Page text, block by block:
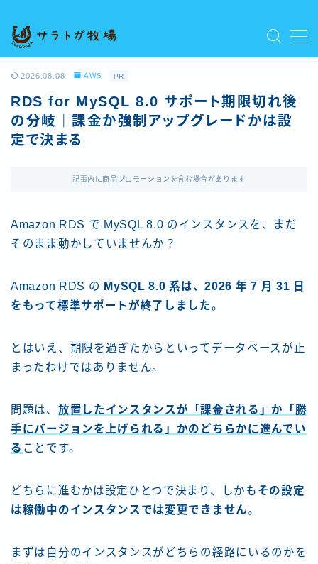
MENU
プライバシーポリシー
利用規約／特定商取引法に基づく表記
新着記事を読む
有料記事の決済完了ページ
2026.08.08 AWS PR
RDS for MySQL 8.0 サポート期限切れ後
の分岐｜課金か強制アップグレードかは設
定で決まる
記事内に商品プロモーションを含む場合があります
Amazon RDS で MySQL 8.0 のインスタンスを、まだ
そのまま動かしていませんか？
Amazon RDS の MySQL 8.0 系は、2026 年 7 月 31 日
をもって標準サポートが終了しました。
とはいえ、期限を過ぎたからといってデータベースが止
まったわけではありません。
問題は、 放置したインスタンスが「課金される」か「勝
手にバージョンを上げられる」かのどちらかに進んでい
る ことです。
どちらに進むかは設定ひとつで決まり、しかも その設定
は稼働中のインスタンスでは変更できません。
まずは自分のインスタンスがどちらの経路にいるのかを